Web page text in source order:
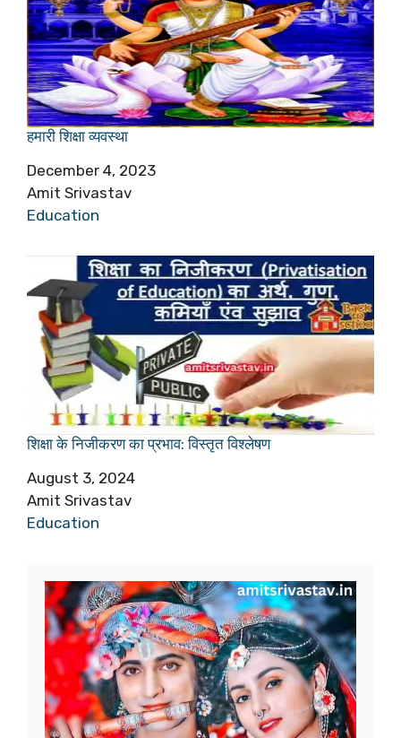
हमारी शिक्षा व्यवस्था
Date
December 4, 2023
Author
Amit Srivastav
In relation to
Education
शिक्षा के निजीकरण का प्रभाव: विस्तृत विश्लेषण
Date
August 3, 2024
Author
Amit Srivastav
In relation to
Education